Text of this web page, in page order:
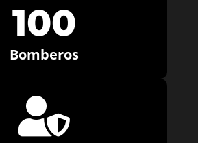
100
Bomberos
